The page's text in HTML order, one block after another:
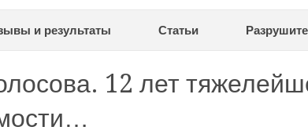
и результаты Статьи
12 лет